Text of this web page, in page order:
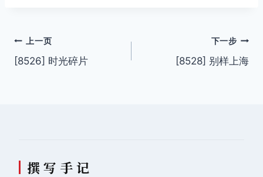
文
章
上一页
[8526] 时光碎片
下一步
[8528] 别样上海
撰 写 手 记